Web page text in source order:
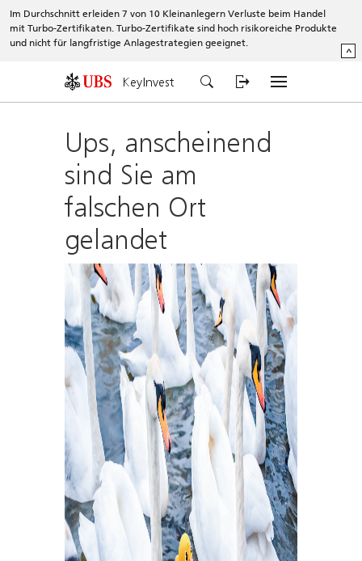
Im Durchschnitt erleiden 7 von 10 Kleinanlegern Verluste beim Handel
mit Turbo-Zertifikaten. Turbo-Zertifikate sind hoch risikoreiche Produkte
und nicht für langfristige Anlagestrategien geeignet.
^
KeyInvest
Ups, anscheinend
sind Sie am
falschen Ort
gelandet